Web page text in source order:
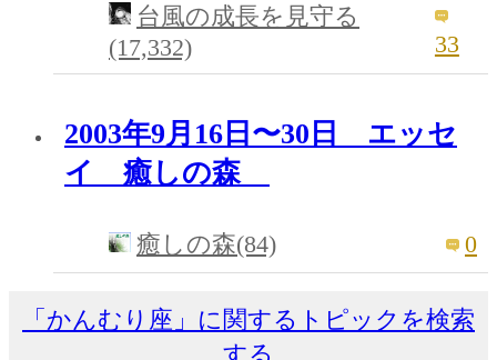
台風の成長を見守る
(17,332)
33
2003年9月16日〜30日 エッセ
イ 癒しの森
癒しの森(84) 0
「かんむり座」に関するトピックを検索
する